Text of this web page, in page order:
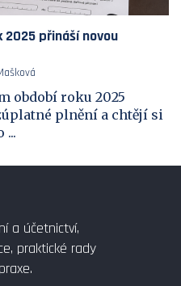
2025 přináší novou
období roku 2025
plnění a chtějí si
...
a účetnictví,
praktické rady